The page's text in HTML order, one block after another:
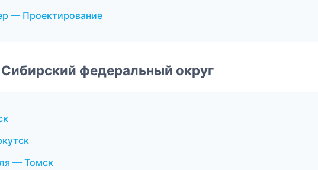
— Проектирование
федеральный округ
— Томск